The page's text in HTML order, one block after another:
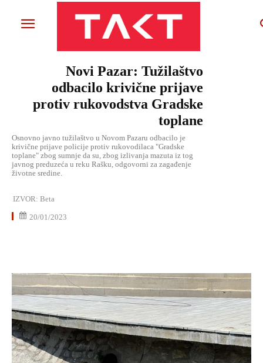
Novi Pazar: Tužilaštvo
odbacilo krivične prijave
protiv rukovodstva Gradske
toplane
Osnovno javno tužilaštvo u Novom Pazaru odbacilo je
krivične prijave policije protiv rukovodilaca "Gradske
toplane" zbog sumnje da su, zbog izlivanja mazuta iz tog
javnog preduzeća u reku Rašku, odgovorni za zagađenje
životne sredine.
IZVOR: Beta
20/01/2023